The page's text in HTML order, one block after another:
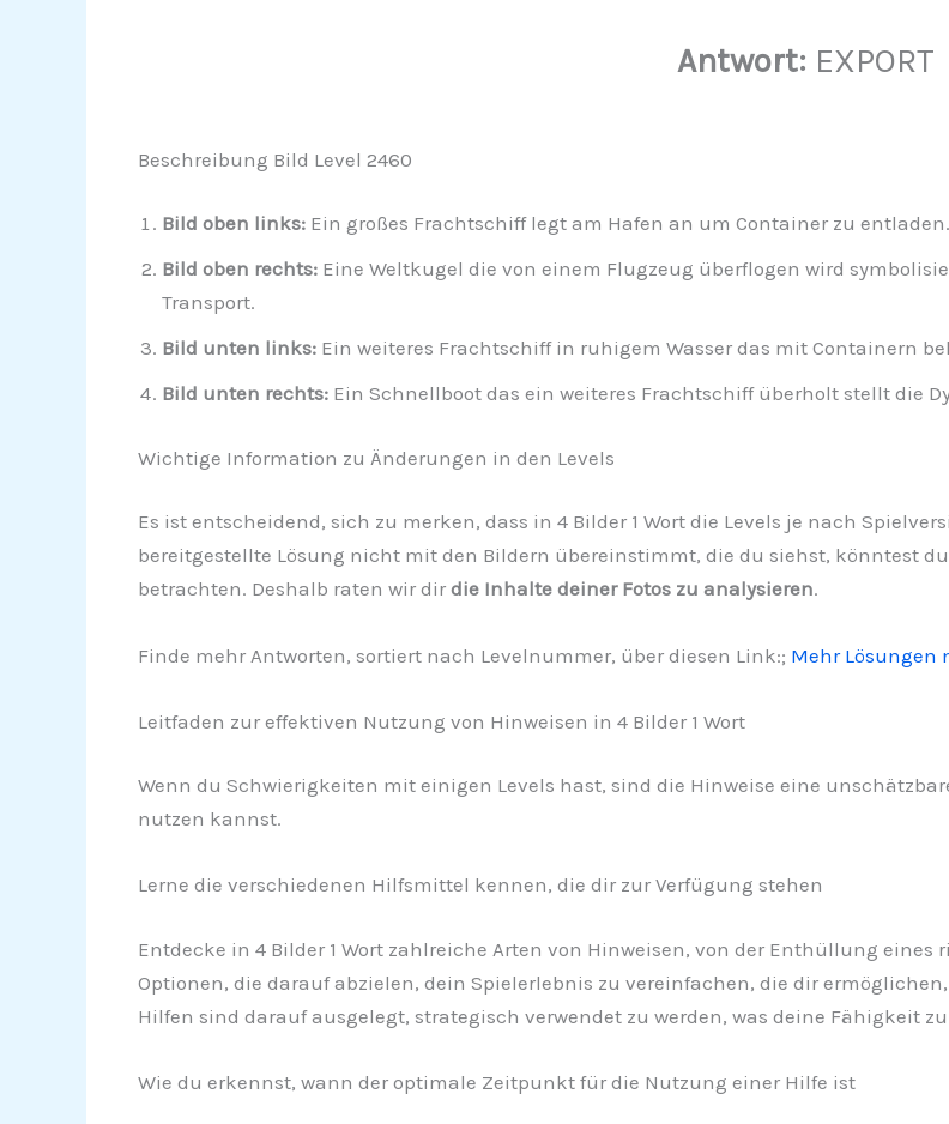
Antwort: EXPORT
Beschreibung Bild Level 2460
Bild oben links:Ein großes Frachtschiff legt am Hafen an um Container zu
Bild oben rechts:Eine Weltkugel die von einem Flugzeug überflogen wird
Transport.
Bild unten links:Ein weiteres Frachtschiff in ruhigem Wasser das mit Containern
Bild unten rechts:Ein Schnellboot das ein weiteres Frachtschiff überholt stellt die
Wichtige Information zu Änderungen in den Levels
Es ist entscheidend, sich zu merken, dass in 4 Bilder 1 Wort die Levels je nach
bereitgestellte Lösung nicht mit den Bildern übereinstimmt, die du siehst, könntest
betrachten. Deshalb raten wir dir die Inhalte deiner Fotos zu analysieren.
Finde mehr Antworten, sortiert nach Levelnummer, über diesen Link:; Mehr Lösungen
Leitfaden zur effektiven Nutzung von Hinweisen in 4 Bilder 1 Wort
Wenn du Schwierigkeiten mit einigen Levels hast, sind die Hinweise eine
nutzen kannst.
Lerne die verschiedenen Hilfsmittel kennen, die dir zur Verfügung stehen
Entdecke in 4 Bilder 1 Wort zahlreiche Arten von Hinweisen, von der Enthüllung
Optionen, die darauf abzielen, dein Spielerlebnis zu vereinfachen, die dir
Hilfen sind darauf ausgelegt, strategisch verwendet zu werden, was deine Fähigkeit
Wie du erkennst, wann der optimale Zeitpunkt für die Nutzung einer Hilfe ist